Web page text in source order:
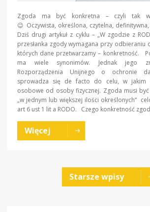
Zgoda ma być konkretna – czyli tak
😉 Oczywista, określona, czytelna, definitywna,
Dziś drugi artykuł z cyklu – „W zgodzie z
przesłanka zgody wymagana przy odbieraniu
których dane przetwarzamy – konkretność.
ma wiele synonimów. Jednak jego
Rozporządzenia Unijnego o ochronie
sprowadza się de facto do celu, w jakim
osobowe od osoby fizycznej. Zgoda musi
„w jednym lub większej ilości określonych”
art 6 ust 1 lit a RODO. Czego konkretność
Więcej
Starsze wpisy